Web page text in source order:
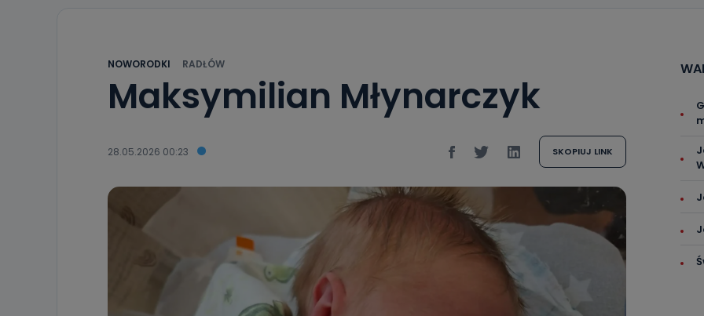
NOWORODKI RADŁÓW
Maksymilian Młynarczyk
28.05.2026 00:23 SKOPIUJ LINK